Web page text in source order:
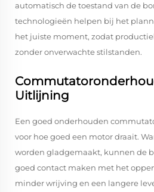
automatisch de toestand van de
technologieën helpen bij het
het juiste moment, zodat
zonder onverwachte stilstanden.
Uitlijning
Een goed onderhouden
voor hoe goed een motor draait.
worden gladgemaakt, kunnen de
goed contact maken met het
minder wrijving en een langere